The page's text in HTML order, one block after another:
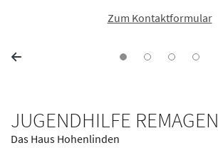
Zum Kontaktformular
JUGENDHILFE REMAGEN
Das Haus Hohenlinden